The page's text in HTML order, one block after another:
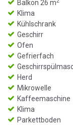
Balkon 26 m
Klima
Kühlschrank
Geschirr
Ofen
Gefrierfach
Herd
Mikrowelle
Kaffeemaschine
Klima
Parkettboden